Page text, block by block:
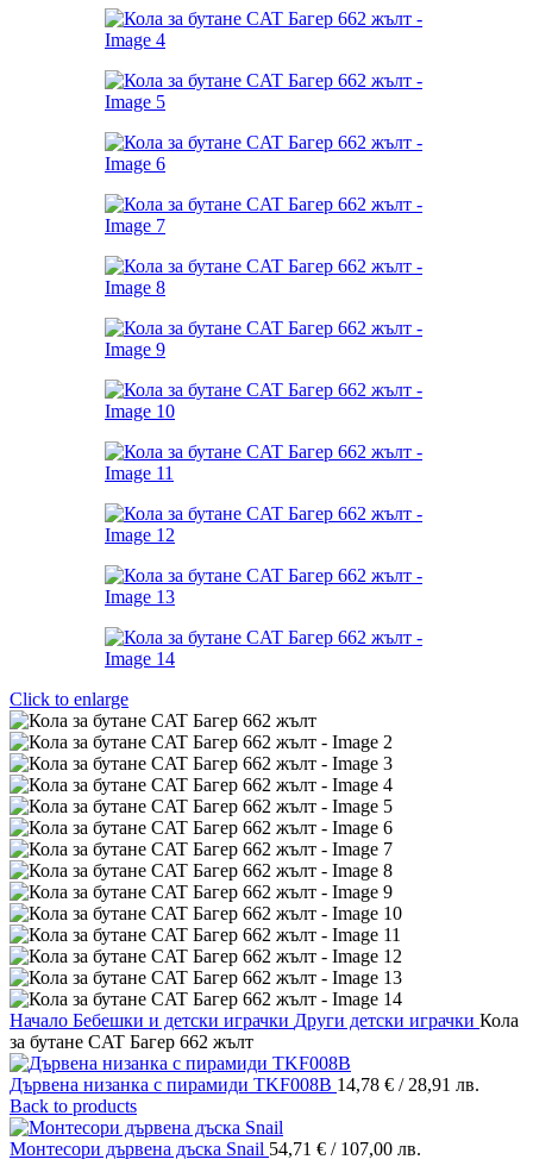
Click to enlarge
Начало Бебешки и детски играчки Други детски играчки Кола
за бутане CAT Багер 662 жълт
Дървена низанка с пирамиди TKF008B 14,78 € / 28,91 лв.
Back to products
Монтесори дървена дъска Snail 54,71 € / 107,00 лв.